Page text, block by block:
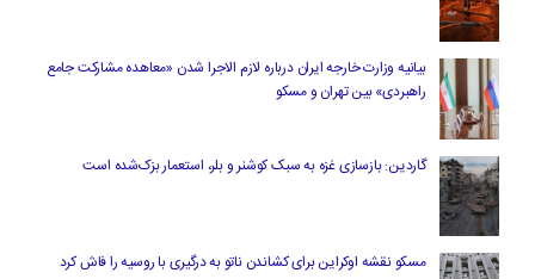
بیانیه وزارت خارجه ایران درباره لازم‌ الاجرا شدن «معاهده مشارکت جامع
راهبردی» بین تهران و مسکو
گاردین: بازسازی غزه به سبک کوشنر و بلر، استعمار بزک‌شده است
مسکو نقشه اوکراین برای کشاندن ناتو به درگیری با روسیه را فاش کرد